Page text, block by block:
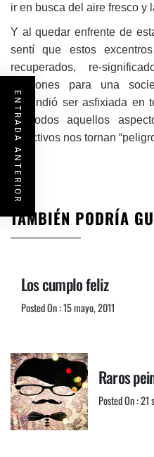
ir en busca del aire fresco y
Y al quedar enfrente de
sentí que estos
recuperados, re-
pulmones para una
pretendió ser asfixiada en
en todos aquellos
colectivos nos tornan
TAMBIÉN PODRÍA
Los cumplo feliz
Posted On : 15 mayo, 2011
Raros
Posted On :
ENTRADA ANTERIOR